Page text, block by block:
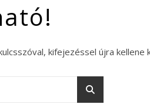
kifejezéssel újra kellene